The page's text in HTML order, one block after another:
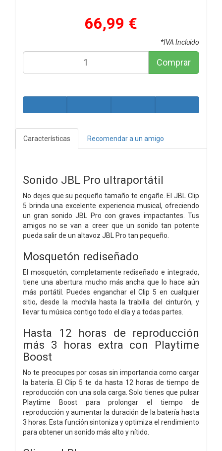
66,99 €
*IVA Incluido
Comprar
Características Recomendar a un amigo
Sonido JBL Pro ultraportátil
No dejes que su pequeño tamaño te engañe. El JBL Clip
5 brinda una excelente experiencia musical, ofreciendo
un gran sonido JBL Pro con graves impactantes. Tus
amigos no se van a creer que un sonido tan potente
pueda salir de un altavoz JBL Pro tan pequeño.
Mosquetón rediseñado
El mosquetón, completamente rediseñado e integrado,
tiene una abertura mucho más ancha que lo hace aún
más portátil. Puedes enganchar el Clip 5 en cualquier
sitio, desde la mochila hasta la trabilla del cinturón, y
llevar tu música contigo todo el día y a todas partes.
Hasta 12 horas de reproducción
más 3 horas extra con Playtime
Boost
No te preocupes por cosas sin importancia como cargar
la batería. El Clip 5 te da hasta 12 horas de tiempo de
reproducción con una sola carga. Solo tienes que pulsar
Playtime Boost para prolongar el tiempo de
reproducción y aumentar la duración de la batería hasta
3 horas. Esta función sintoniza y optimiza el rendimiento
para obtener un sonido más alto y nítido.